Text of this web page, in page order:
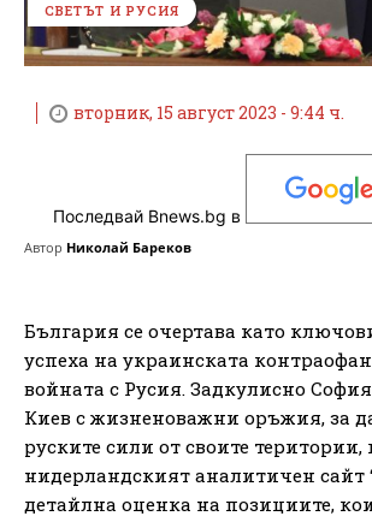
СВЕТЪТ И РУСИЯ
вторник, 15 август 2023 - 9:44 ч.
Последвай Bnews.bg в
Автор Николай Бареков
България се очертава като
успеха на украинската
войната с Русия. Задкулисно
Киев с жизненоважни оръжия, за
руските сили от своите
нидерландският аналитичен сайт
детайлна оценка на позициите,